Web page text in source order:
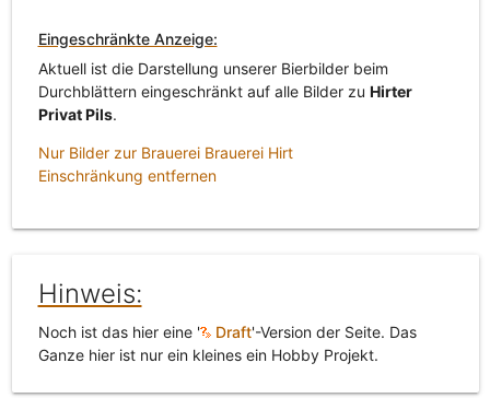
Eingeschränkte Anzeige:
Aktuell ist die Darstellung unserer Bierbilder beim
Durchblättern eingeschränkt auf alle Bilder zu Hirter
Privat Pils.
Nur Bilder zur Brauerei Brauerei Hirt
Einschränkung entfernen
Hinweis:
Noch ist das hier eine ' Draft'-Version der Seite. Das
Ganze hier ist nur ein kleines ein Hobby Projekt.